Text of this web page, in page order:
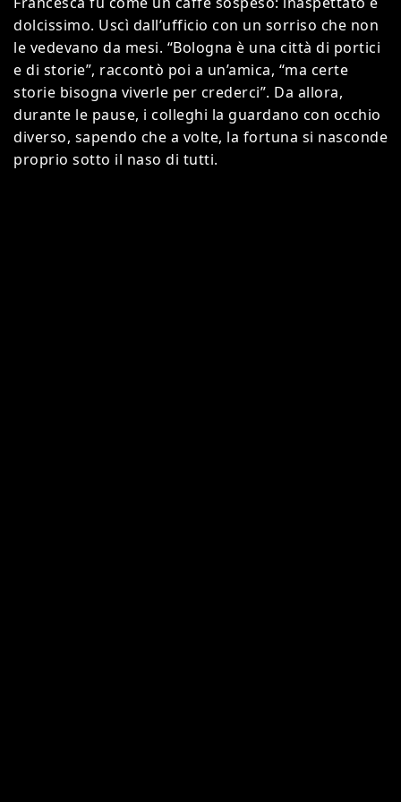
dolcissimo. Uscì dall’ufficio con un sorriso che non
le vedevano da mesi. “Bologna è una città di portici
e di storie”, raccontò poi a un’amica, “ma certe
storie bisogna viverle per crederci”. Da allora,
durante le pause, i colleghi la guardano con occhio
diverso, sapendo che a volte, la fortuna si nasconde
proprio sotto il naso di tutti.